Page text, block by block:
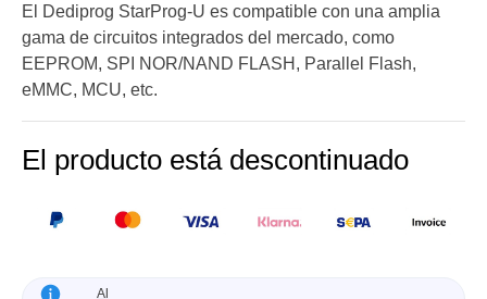
El Dediprog StarProg-U es compatible con una amplia
gama de circuitos integrados del mercado, como
EEPROM, SPI NOR/NAND FLASH, Parallel Flash,
eMMC, MCU, etc.
El producto está descontinuado
Al